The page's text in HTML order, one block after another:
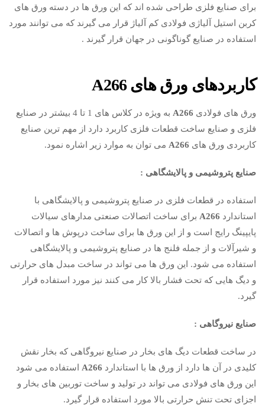
برای صنایع فلزی طراحی شده اند که این ورق ها در دسته ورق های
کربن استیل آلیاژی فولادی کم آلیاژ قرار می گیرند که می توانند مورد
استفاده در صنایع گوناگونی در جهان قرار گیرند .
کاربردهای ورق هایA266
ورق های فولادی A266
به ویژه در کلاس های 1 تا 4 بیشتر در صنایع
فلزی و صنایع ساخت قطعات فلزی کاربرد دارد از مهم ترین صنایع
کاربردی ورق های A266 می توان به موارد زیر اشاره نمود.
صنایع پتروشیمی و پالایشگاهی :
استفاده در قطعات فلزی در صنایع پتروشیمی و پالایشگاهی با
استاندارد A266 برای ساخت اتصالات صنعتی مدارهای سیالات
پایپینگ رایج است و از این ورق ها برای ساخت درپوش ها و اتصالات
و شیرآلات و از جمله فلنج ها در صنایع پتروشیمی و پالایشگاهی
استفاده می شود. این ورق ها می تواند در ساخت مبدل های حرارتی
و دیگ هایی که تحت فشار بالا کار می کنند نیز مورد استفاده قرار
گیرد.
صنایع نیروگاهی :
در ساخت قطعات دیگ های بخار در صنایع نیروگاهی که بخار نقش
کلیدی در آن ها دارد از ورق ها با استاندارد A266 استفاده می شود
این ورق های فولادی می تواند در تولید و ساخت توربین های بخار و
اجزای تحت تنش حرارتی بالا مورد استفاده قرار گیرد.